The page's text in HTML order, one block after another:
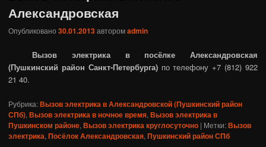
Александровская
Опубликовано30.01.2013авторомadmin
Вызов электрика в посёлке Александровская
(Пушкинский район Санкт-Петербурга)по телефону +7 (812) 922
21 40.
Рубрика:Вызов электрика в Александровской (Пушкинский район
СПб),Вызов электрика в ночное время,Вызов электрика в
Пушкинском районе,Вызов электрика круглосуточно | Метки:Вызов
электрика,Посёлок Александровская,Пушкинский район СПб